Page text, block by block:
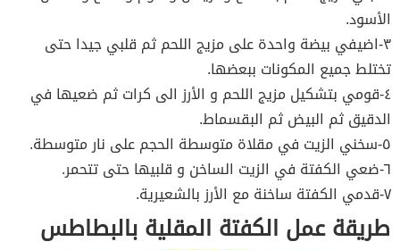
الأسود.
٣-اضيفي بيضة واحدة على مزيج اللحم ثم قلبي جيدا حتى
تختلط جميع المكونات ببعضها.
٤-قومي بتشكيل مزيج اللحم و الأرز الى كرات ثم ضعيها في
الدقيق ثم البيض ثم البقسماط.
٥-سخني الزيت في مقلاة متوسطة الحجم على نار متوسطة.
٦-ضعي الكفتة في الزيت الساخن و قلبيها حتى تتحمر.
٧-قدمي الكفتة ساخنة مع الأرز بالشعيرية.
طريقة عمل الكفتة المقلية بالبطاطس